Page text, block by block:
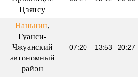
Цзянсу
Наньнин,
Гуанси-
Чжуанский
автономный
район
07:20 13:53 20:27